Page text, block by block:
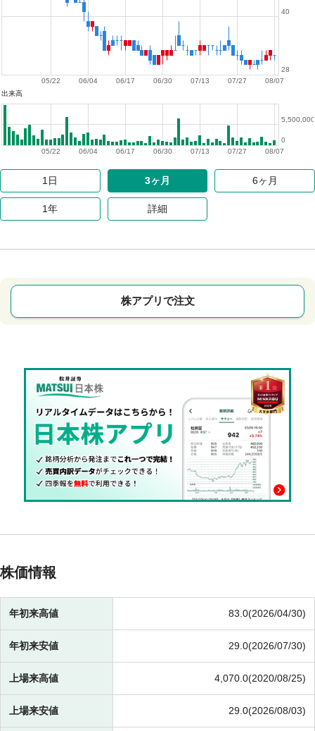
08/07
07/27
07/13
06/30
06/17
06/04
05/22
28
40
出来高
08/07
07/27
07/13
06/30
06/17
06/04
05/22
0
5,500,000
1日 3ヶ月 6ヶ月
1年 詳細
株アプリで注文
株価情報
年初来高値 83.0(2026/04/30)
年初来安値 29.0(2026/07/30)
上場来高値 4,070.0(2020/08/25)
上場来安値 29.0(2026/08/03)